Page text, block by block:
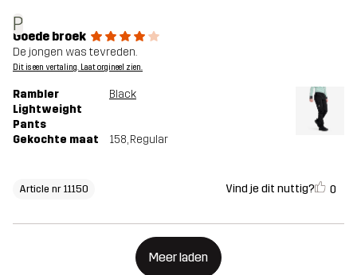
P
Goede broek
De jongen was tevreden.
Dit is een vertaling. Laat orgineel zien.
Rambler
Lightweight
Pants
Black
Gekochte maat 158, Regular
Article nr 11150 Vind je dit nuttig? 0
Meer laden